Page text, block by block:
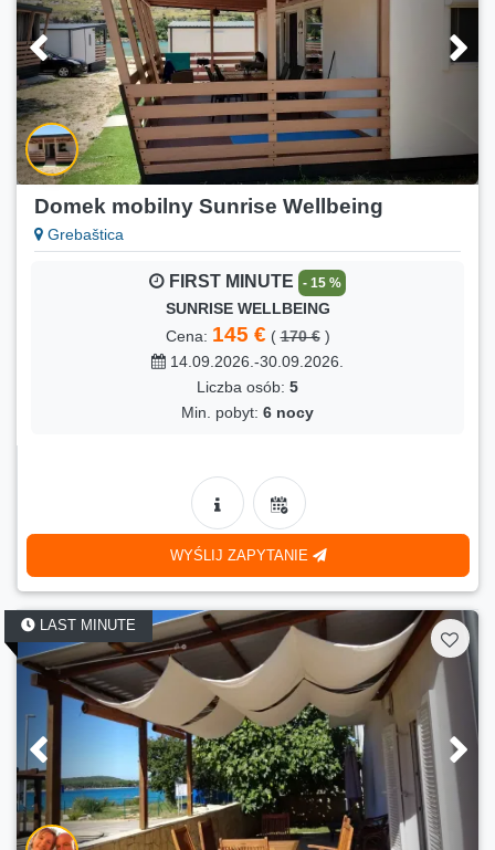
Domek mobilny Sunrise Wellbeing
Grebaštica
FIRST MINUTE - 15 %
SUNRISE WELLBEING
Cena: 145 € (170 €)
14.09.2026.-30.09.2026.
Liczba osób: 5
Min. pobyt: 6 nocy
WYŚLIJ ZAPYTANIE
LAST MINUTE